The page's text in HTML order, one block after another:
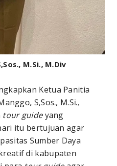
M.Si., M.Div
Ketua Panitia
S,Sos., M.Si.,
tour guideyang
itu bertujuan agar
Sumber Daya
di kabupaten